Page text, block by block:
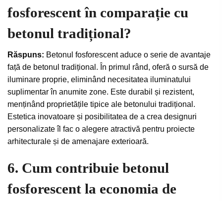
fosforescent în comparație cu
betonul tradițional?
Răspuns: Betonul fosforescent aduce o serie de avantaje
față de betonul tradițional. În primul rând, oferă o sursă de
iluminare proprie, eliminând necesitatea iluminatului
suplimentar în anumite zone. Este durabil și rezistent,
menținând proprietățile tipice ale betonului tradițional.
Estetica inovatoare și posibilitatea de a crea designuri
personalizate îl fac o alegere atractivă pentru proiecte
arhitecturale și de amenajare exterioară.
6. Cum contribuie betonul
fosforescent la economia de